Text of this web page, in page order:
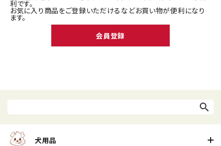
利です。
お気に入り商品をご登録いただけるなどお買い物が便利になり
ます。
会員登録
犬用品